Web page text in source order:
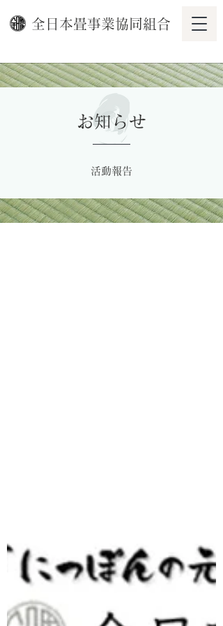
全日本畳事業協同組合
お知らせ
活動報告